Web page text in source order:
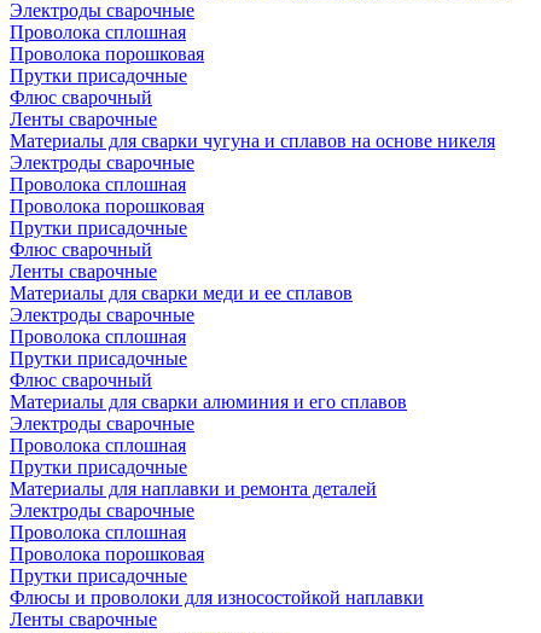
Электроды сварочные
Проволока сплошная
Проволока порошковая
Прутки присадочные
Флюс сварочный
Ленты сварочные
Материалы для сварки чугуна и сплавов на основе никеля
Электроды сварочные
Проволока сплошная
Проволока порошковая
Прутки присадочные
Флюс сварочный
Ленты сварочные
Материалы для сварки меди и ее сплавов
Электроды сварочные
Проволока сплошная
Прутки присадочные
Флюс сварочный
Материалы для сварки алюминия и его сплавов
Электроды сварочные
Проволока сплошная
Прутки присадочные
Материалы для наплавки и ремонта деталей
Электроды сварочные
Проволока сплошная
Проволока порошковая
Прутки присадочные
Флюсы и проволоки для износостойкой наплавки
Ленты сварочные